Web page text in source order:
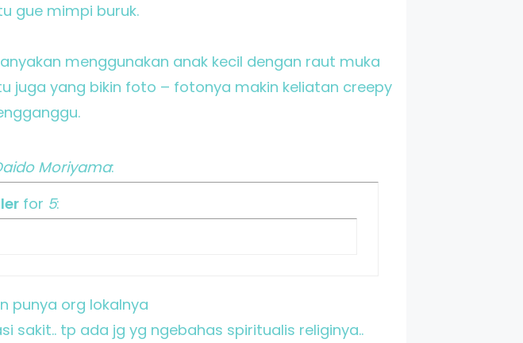
gue mimpi buruk.
menggunakan anak kecil dengan raut muka
juga yang bikin foto – fotonya makin keliatan creepy
Moriyama:
for 5:
punya org lokalnya
sakit.. tp ada jg yg ngebahas spiritualis religinya..